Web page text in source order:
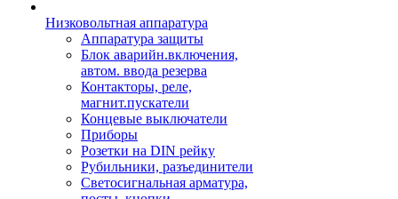
Низковольтная аппаратура
Аппаратура защиты
Блок аварийн.включения,
автом. ввода резерва
Контакторы, реле,
магнит.пускатели
Концевые выключатели
Приборы
Розетки на DIN рейку
Рубильники, разъединители
Светосигнальная арматура,